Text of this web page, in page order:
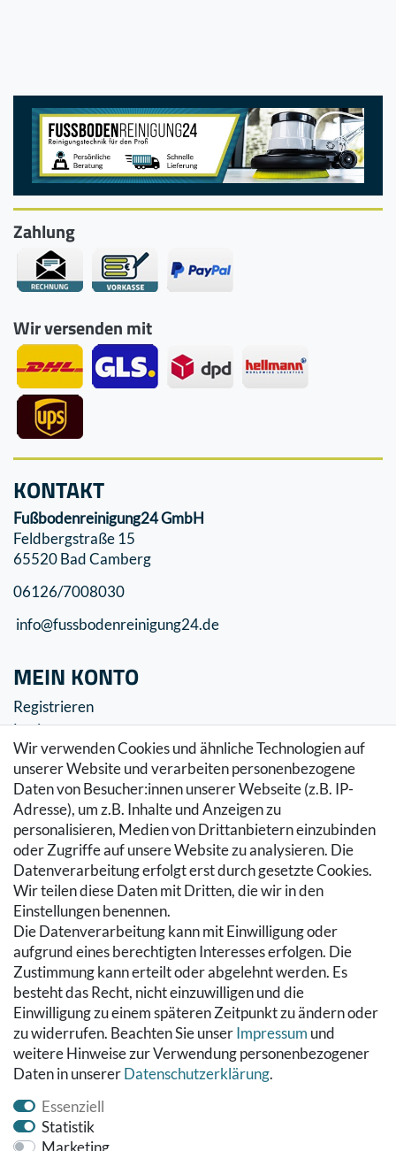
Zahlung
Wir versenden mit
Wir verwenden Cookies und ähnliche Technologien auf
unserer Website und verarbeiten personenbezogene
Daten von Besucher:innen unserer Webseite (z.B. IP-
Adresse), um z.B. Inhalte und Anzeigen zu
personalisieren, Medien von Drittanbietern einzubinden
oder Zugriffe auf unsere Website zu analysieren. Die
Datenverarbeitung erfolgt erst durch gesetzte Cookies.
Wir teilen diese Daten mit Dritten, die wir in den
Einstellungen benennen.
Die Datenverarbeitung kann mit Einwilligung oder
aufgrund eines berechtigten Interesses erfolgen. Die
Zustimmung kann erteilt oder abgelehnt werden. Es
besteht das Recht, nicht einzuwilligen und die
Einwilligung zu einem späteren Zeitpunkt zu ändern oder
zu widerrufen. Beachten Sie unserImpressum und
weitere Hinweise zur Verwendung personenbezogener
Daten in unsererDaten­schutz­erklärung.
Essenziell
Statistik
Marketing
KONTAKT
Fußbodenreinigung24 GmbH
Feldbergstraße 15
65520 Bad Camberg
06126/7008030
info@fussbodenreinigung24.de
MEIN KONTO
Registrieren
Login
SERVICE
Zahlung & Versand
Warenkorb
Zur Kasse
Hilfe
RECHTLICHES
Kontakt
Datenschutzerklärung
AGB
Impressum
Hinweise zur Batterieentsorgung
Widerrufs­recht
Vertrag widerrufen